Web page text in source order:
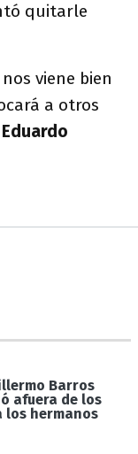
quitarle
viene bien
a otros
Eduardo
Barros
afuera de los
los hermanos